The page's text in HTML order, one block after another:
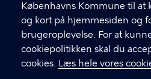
Københavns Kommune til at
og kort på hjemmesiden og
brugeroplevelse. For at
cookiepolitikken skal du
cookies. Læs hele vores
CVR-nummer64942212
GENVEJE